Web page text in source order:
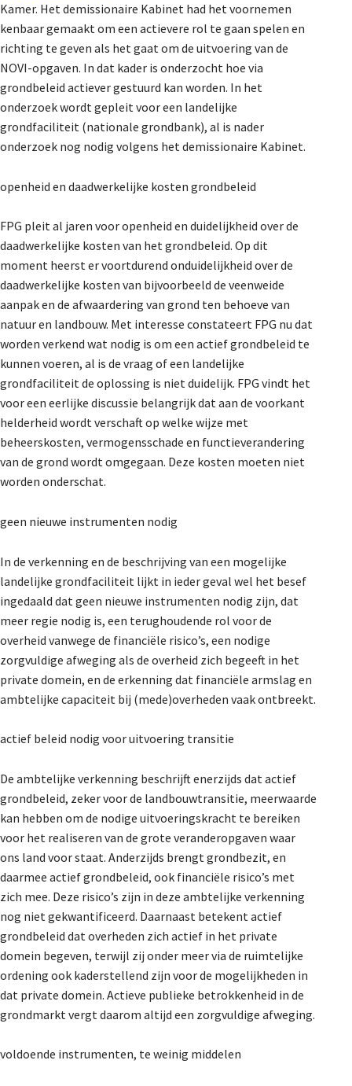
Kamer. Het demissionaire Kabinet had het voornemen
kenbaar gemaakt om een actievere rol te gaan spelen en
richting te geven als het gaat om de uitvoering van de
NOVI-opgaven. In dat kader is onderzocht hoe via
grondbeleid actiever gestuurd kan worden. In het
onderzoek wordt gepleit voor een landelijke
grondfaciliteit (nationale grondbank), al is nader
onderzoek nog nodig volgens het demissionaire Kabinet.
openheid en daadwerkelijke kosten grondbeleid
FPG pleit al jaren voor openheid en duidelijkheid over de
daadwerkelijke kosten van het grondbeleid. Op dit
moment heerst er voortdurend onduidelijkheid over de
daadwerkelijke kosten van bijvoorbeeld de veenweide
aanpak en de afwaardering van grond ten behoeve van
natuur en landbouw. Met interesse constateert FPG nu dat
worden verkend wat nodig is om een actief grondbeleid te
kunnen voeren, al is de vraag of een landelijke
grondfaciliteit de oplossing is niet duidelijk. FPG vindt het
voor een eerlijke discussie belangrijk dat aan de voorkant
helderheid wordt verschaft op welke wijze met
beheerskosten, vermogensschade en functieverandering
van de grond wordt omgegaan. Deze kosten moeten niet
worden onderschat.
geen nieuwe instrumenten nodig
In de verkenning en de beschrijving van een mogelijke
landelijke grondfaciliteit lijkt in ieder geval wel het besef
ingedaald dat geen nieuwe instrumenten nodig zijn, dat
meer regie nodig is, een terughoudende rol voor de
overheid vanwege de financiële risico’s, een nodige
zorgvuldige afweging als de overheid zich begeeft in het
private domein, en de erkenning dat financiële armslag en
ambtelijke capaciteit bij (mede)overheden vaak ontbreekt.
actief beleid nodig voor uitvoering transitie
De ambtelijke verkenning beschrijft enerzijds dat actief
grondbeleid, zeker voor de landbouwtransitie, meerwaarde
kan hebben om de nodige uitvoeringskracht te bereiken
voor het realiseren van de grote veranderopgaven waar
ons land voor staat. Anderzijds brengt grondbezit, en
daarmee actief grondbeleid, ook financiële risico’s met
zich mee. Deze risico’s zijn in deze ambtelijke verkenning
nog niet gekwantificeerd. Daarnaast betekent actief
grondbeleid dat overheden zich actief in het private
domein begeven, terwijl zij onder meer via de ruimtelijke
ordening ook kaderstellend zijn voor de mogelijkheden in
dat private domein. Actieve publieke betrokkenheid in de
grondmarkt vergt daarom altijd een zorgvuldige afweging.
voldoende instrumenten, te weinig middelen
De Landeigenaar
Contact